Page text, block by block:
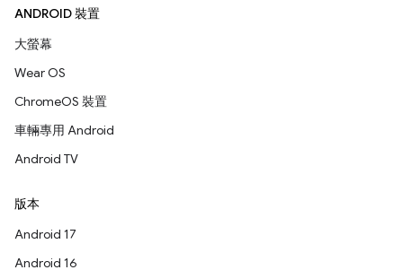
ANDROID 裝置
大螢幕
Wear OS
ChromeOS 裝置
車輛專用 Android
Android TV
版本
Android 17
Android 16